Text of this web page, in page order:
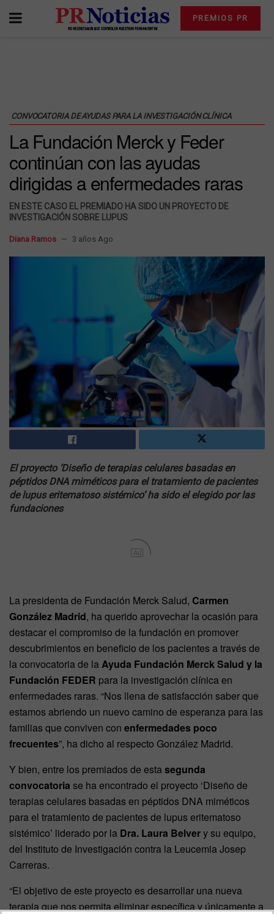
PREMIOS PR
CONVOCATORIA DE AYUDAS PARA LA INVESTIGACIÓN CLÍNICA
La Fundación Merck y Feder
continúan con las ayudas
dirigidas a enfermedades raras
EN ESTE CASO EL PREMIADO HA SIDO UN PROYECTO DE
INVESTIGACIÓN SOBRE LUPUS
Diana Ramos 3 años Ago
El proyecto ‘Diseño de terapias celulares basadas en
péptidos DNA miméticos para el tratamiento de pacientes
de lupus eritematoso sistémico’ ha sido el elegido por las
fundaciones
Ad
La presidenta de Fundación Merck Salud, Carmen
González Madrid, ha querido aprovechar la ocasión para
destacar el compromiso de la fundación en promover
descubrimientos en beneficio de los pacientes a través de
la convocatoria de laAyuda Fundación Merck Salud y la
Fundación FEDER para la investigación clínica en
enfermedades raras. “Nos llena de satisfacción saber que
estamos abriendo un nuevo camino de esperanza para las
familias que conviven con enfermedades poco
frecuentes”, ha dicho al respecto González Madrid.
Y bien, entre los premiados de estasegunda
convocatoria se ha encontrado el proyecto ‘Diseño de
terapias celulares basadas en péptidos DNA miméticos
para el tratamiento de pacientes de lupus eritematoso
sistémico’ liderado por la Dra. Laura Belvery su equipo,
del Instituto de Investigación contra la Leucemia Josep
Carreras.
“El objetivo de este proyecto es desarrollar una nueva
terapia que nos permita eliminar específica y únicamente a